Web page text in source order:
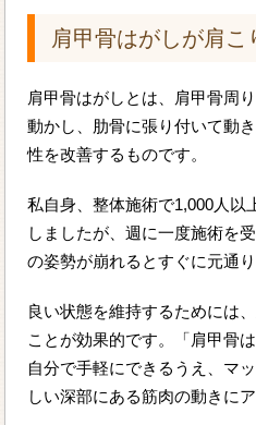
肩甲骨はがしが肩こ
肩甲骨はがしとは、肩甲骨周
動かし、肋骨に張り付いて動
性を改善するものです。
私自身、整体施術で1,000人以
しましたが、週に一度施術を
の姿勢が崩れるとすぐに元通
良い状態を維持するためには
ことが効果的です。「肩甲骨
自分で手軽にできるうえ、マ
しい深部にある筋肉の動きに